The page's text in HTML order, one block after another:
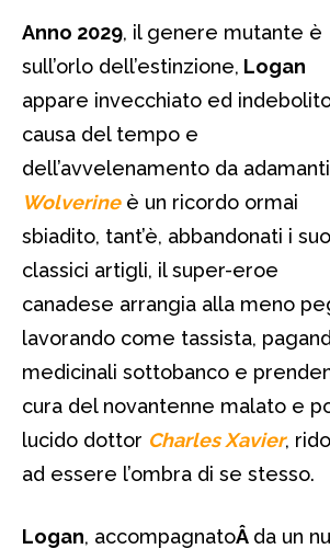
Anno 2029, il genere mutante è
sull’orlo dell’estinzione, Logan
appare invecchiato ed
causa del tempo e
dell’avvelenamento da
Wolverineè un ricordo ormai
sbiadito, tant’è, abbandonati i
classici artigli, il super-eroe
canadese arrangia alla meno
lavorando come tassista,
medicinali sottobanco e
cura del novantenne malato e
lucido dottor Charles Xavier,
ad essere l’ombra di se stesso.
Logan, accompagnatoÂ da un